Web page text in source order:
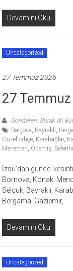
Devamını Oku
Uncategorized
27 Temmuz 2026
27
Gönderen: Burak Ali
Balçova, Bayraklı,
Güzelbahçe, Karabağlar,
Menemen, Ödemiş,
İzsu’dan güncel
Bornova, Konak,
Selçuk, Bayraklı,
Bergama, Gaziemir,
Devamını Oku
Uncategorized